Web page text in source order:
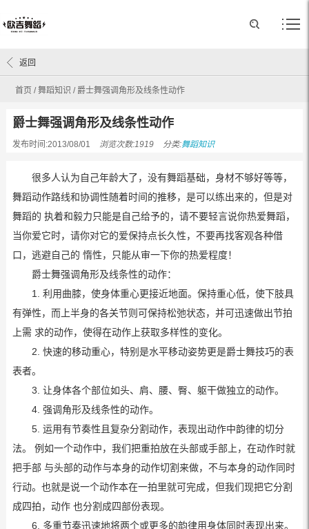
首页 /舞蹈知识 / 爵士舞强调角形及线条性动作
返回
爵士舞强调角形及线条性动作
发布时间:2013/08/01 浏览次数:1919 分类:舞蹈知识
很多人认为自己年龄大了，没有舞蹈基础，身材不够好等等，
舞蹈动作路线和协调性随着时间的推移，是可以练出来的，但是对
舞蹈的 执着和毅力只能是自己给予的，请不要轻言说你热爱舞蹈，
当你爱它时，请你对它的爱保持点长久性，不要再找客观各种借
口，逃避自己的 惰性，只能从审一下你的热爱程度！
爵士舞强调角形及线条性的动作：
1. 利用曲膝，使身体重心更接近地面。保持重心低，使下肢具
有弹性，而上半身的各关节则可保持松弛状态，并可迅速做出节拍
上需 求的动作，使得在动作上获取多样性的变化。
2. 快速的移动重心，特别是水平移动姿势更是爵士舞技巧的表
表者。
3. 让身体各个部位如头、肩、腰、臀、躯干做独立的动作。
4. 强调角形及线条性的动作。
5. 运用有节奏性且复杂分割动作，表现出动作中韵律的切分
法。 例如一个动作中，我们把重拍放在头部或手部上，在动作时就
把手部 与头部的动作与本身的动作切割来做，不与本身的动作同时
行动。也就是说一个动作本在一拍里就可完成，但我们现把它分割
成四拍，动作 也分割成四部份表现。
6. 多重节奏迅速地将两个或更多的韵律用身体同时表现出来。